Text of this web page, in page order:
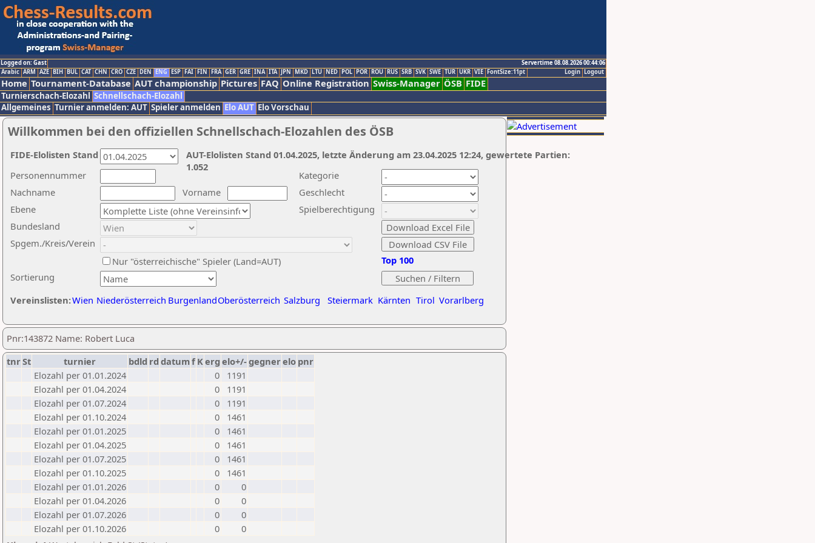
Logged on: Gast
Servertime 08.08.2026 00:44:06
Logout
Login
Arabic ARM AZE BIH BUL CAT CHN CRO CZE DEN ENG ESP FAI FIN FRA GER GRE INA ITA JPN MKD LTU NED POL POR ROU RUS SRB SVK SWE TUR UKR VIE FontSize:11pt
Home Tournament-Database AUT championship Pictures FAQ Online Registration Swiss-Manager ÖSB FIDE
Turnierschach-Elozahl Schnellschach-Elozahl
Allgemeines Turnier anmelden: AUT Spieler anmelden Elo AUT Elo Vorschau
Willkommen bei den offiziellen Schnellschach-Elozahlen des ÖSB
Nachname
Vorname
Ebene
Kategorie
Sortierung
Personennummer
Bundesland
Spgem./Kreis/Verein
Geschlecht
Nur "österreichische" Spieler (Land=AUT)
Spielberechtigung
Vereinslisten:Wien Niederösterreich BurgenlandOberösterreich Salzburg Steiermark Kärnten Tirol Vorarlberg
Top 100
AUT-Elolisten Stand 01.04.2025, letzte Änderung am 23.04.2025 12:24, gewertete Partien:
1.052
FIDE-Elolisten Stand
Pnr:143872 Name: Robert Luca
tnrSt turnier bdld rd datumf Kerg elo+/-gegnerelo pnr
Elozahl per 01.01.2024
0
1191
Elozahl per 01.04.2024
0
1191
Elozahl per 01.07.2024
0
1191
Elozahl per 01.10.2024
0
1461
Elozahl per 01.01.2025
0
1461
Elozahl per 01.04.2025
0
1461
Elozahl per 01.07.2025
0
1461
Elozahl per 01.10.2025
0
1461
Elozahl per 01.01.2026
0
0
Elozahl per 01.04.2026
0
0
Elozahl per 01.07.2026
0
0
Elozahl per 01.10.2026
0
0